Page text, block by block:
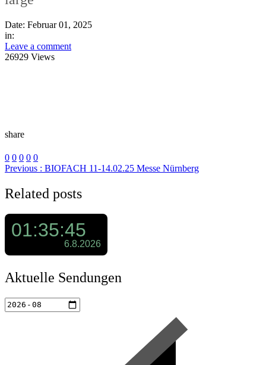
Date: Februar 01, 2025
in:
Leave a comment
26929 Views
share
0 0 0 0 0
Previous : BIOFACH 11-14.02.25 Messe Nürnberg
Related posts
Aktuelle Sendungen